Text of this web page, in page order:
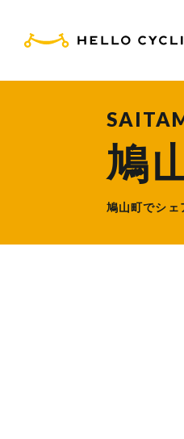
鳩
鳩山町でシェ